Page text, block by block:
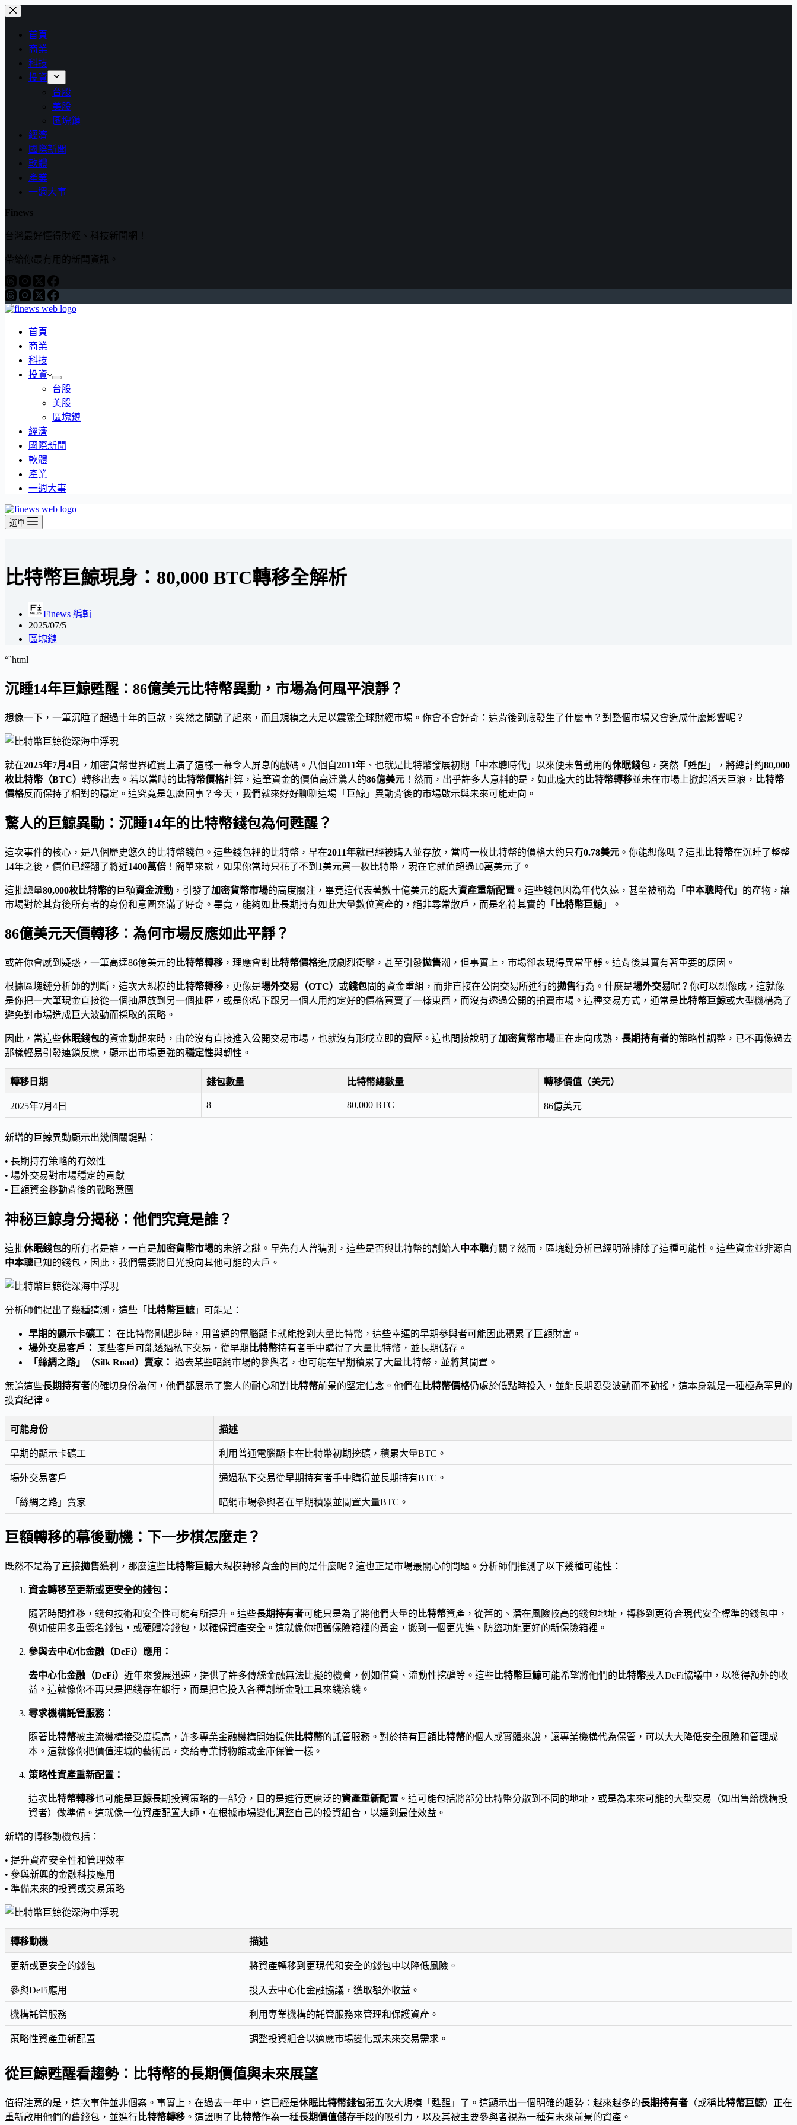
跳
首頁
商業
科技
投資
台股
美股
區塊鏈
經濟
國際新聞
軟體
產業
一週大事
Finews
台灣最好懂得財經、科技新聞網！
帶給你最有用的新聞資訊。
首頁
商業
科技
投資
台股
美股
區塊鏈
經濟
國際新聞
軟體
產業
一週大事
選單
比特幣巨鯨現身：80,000 BTC轉移全解析
Finews 編輯
2025/07/5
區塊鏈
“`html
沉睡14年巨鯨甦醒：86億美元比特幣異動，市場為何風平浪靜？
想像一下，一筆沉睡了超過十年的巨款，突然之間動了起來，而且規模之大足以震驚全球財經市場。你會不會好奇：這背後到底發生了什麼事？對整個市場又會造成什麼影響呢？
就在2025年7月4日 ，加密貨幣世界確實上演了這樣一幕令人屏息的戲碼。八個自2011年 、也就是比特幣發展初期「中本聰時代」以來便未曾動用的休眠錢包 ，突然「甦醒」，將總計約80,000
枚比特幣（BTC） 轉移出去。若以當時的 比特幣價格計算，這筆資金的價值高達驚人的86億美元 ！然而，出乎許多人意料的是，如此龐大的 比特幣轉移並未在市場上掀起滔天巨浪， 比特幣
價格反而保持了相對的穩定。這究竟是怎麼回事？今天，我們就來好好聊聊這場「巨鯨」異動背後的市場啟示與未來可能走向。
驚人的巨鯨異動：沉睡14年的比特幣錢包為何甦醒？
這次事件的核心，是八個歷史悠久的比特幣錢包。這些錢包裡的比特幣，早在2011年就已經被購入並存放，當時一枚比特幣的價格大約只有0.78美元 。你能想像嗎？這批 比特幣在沉睡了整整
14年之後，價值已經翻了將近1400萬倍 ！簡單來說，如果你當時只花了不到1美元買一枚比特幣，現在它就值超過10萬美元了。
這批總量80,000枚比特幣的巨額資金流動 ，引發了加密貨幣市場的高度關注，畢竟這代表著數十億美元的龐大資產重新配置 。這些錢包因為年代久遠，甚至被稱為「 中本聰時代」的產物，讓
市場對於其背後所有者的身份和意圖充滿了好奇。畢竟，能夠如此長期持有如此大量數位資產的，絕非尋常散戶，而是名符其實的「 比特幣巨鯨 」。
86億美元天價轉移：為何市場反應如此平靜？
或許你會感到疑惑，一筆高達86億美元的 比特幣轉移 ，理應會對 比特幣價格造成劇烈衝擊，甚至引發拋售潮，但事實上，市場卻表現得異常平靜。這背後其實有著重要的原因。
根據區塊鏈分析師的判斷，這次大規模的 比特幣轉移 ，更像是場外交易（OTC） 或錢包間的資金重組，而非直接在公開交易所進行的拋售行為。什麼是場外交易呢？你可以想像成，這就像
是你把一大筆現金直接從一個抽屜放到另一個抽屜，或是你私下跟另一個人用約定好的價格買賣了一樣東西，而沒有透過公開的拍賣市場。這種交易方式，通常是 比特幣巨鯨或大型機構為了
避免對市場造成巨大波動而採取的策略。
因此，當這些休眠錢包的資金動起來時，由於沒有直接進入公開交易市場，也就沒有形成立即的賣壓。這也間接說明了加密貨幣市場正在走向成熟， 長期持有者的策略性調整，已不再像過去
那樣輕易引發連鎖反應，顯示出市場更強的穩定性與韌性。
轉移日期 錢包數量 比特幣總數量 轉移價值（美元）
2025年7月4日 8 80,000 BTC 86億美元
新增的巨鯨異動顯示出幾個關鍵點：
• 長期持有策略的有效性
• 場外交易對市場穩定的貢獻
• 巨額資金移動背後的戰略意圖
神秘巨鯨身分揭秘：他們究竟是誰？
這批休眠錢包的所有者是誰，一直是加密貨幣市場的未解之謎。早先有人曾猜測，這些是否與比特幣的創始人中本聰有關？然而，區塊鏈分析已經明確排除了這種可能性。這些資金並非源自
中本聰已知的錢包，因此，我們需要將目光投向其他可能的大戶。
分析師們提出了幾種猜測，這些「 比特幣巨鯨 」可能是：
早期的顯示卡礦工： 在比特幣剛起步時，用普通的電腦顯卡就能挖到大量比特幣，這些幸運的早期參與者可能因此積累了巨額財富。
場外交易客戶：
某些客戶可能透過私下交易，從早期 比特幣持有者手中購得了大量比特幣，並長期儲存。
「絲綢之路」（Silk Road）賣家： 過去某些暗網市場的參與者，也可能在早期積累了大量比特幣，並將其閒置。
無論這些長期持有者的確切身份為何，他們都展示了驚人的耐心和對 比特幣前景的堅定信念。他們在 比特幣價格仍處於低點時投入，並能長期忍受波動而不動搖，這本身就是一種極為罕見的
投資紀律。
可能身份 描述
早期的顯示卡礦工 利用普通電腦顯卡在比特幣初期挖礦，積累大量BTC。
場外交易客戶 通過私下交易從早期持有者手中購得並長期持有BTC。
「絲綢之路」賣家 暗網市場參與者在早期積累並閒置大量BTC。
巨額轉移的幕後動機：下一步棋怎麼走？
既然不是為了直接拋售獲利，那麼這些 比特幣巨鯨大規模轉移資金的目的是什麼呢？這也正是市場最關心的問題。分析師們推測了以下幾種可能性：
資金轉移至更新或更安全的錢包：
隨著時間推移，錢包技術和安全性可能有所提升。這些長期持有者可能只是為了將他們大量的 比特幣資產，從舊的、潛在風險較高的錢包地址，轉移到更符合現代安全標準的錢包中，
例如使用多重簽名錢包，或硬體冷錢包，以確保資產安全。這就像你把舊保險箱裡的黃金，搬到一個更先進、防盜功能更好的新保險箱裡。
參與去中心化金融（DeFi）應用：
去中心化金融（DeFi） 近年來發展迅速，提供了許多傳統金融無法比擬的機會，例如借貸、流動性挖礦等。這些 比特幣巨鯨可能希望將他們的 比特幣投入DeFi協議中，以獲得額外的收
益。這就像你不再只是把錢存在銀行，而是把它投入各種創新金融工具來錢滾錢。
尋求機構託管服務：
隨著 比特幣被主流機構接受度提高，許多專業金融機構開始提供 比特幣的託管服務。對於持有巨額 比特幣的個人或實體來說，讓專業機構代為保管，可以大大降低安全風險和管理成
本。這就像你把價值連城的藝術品，交給專業博物館或金庫保管一樣。
策略性資產重新配置：
這次 比特幣轉移也可能是巨鯨長期投資策略的一部分，目的是進行更廣泛的資產重新配置 。這可能包括將部分比特幣分散到不同的地址，或是為未來可能的大型交易（如出售給機構投
資者）做準備。這就像一位資產配置大師，在根據市場變化調整自己的投資組合，以達到最佳效益。
新增的轉移動機包括：
• 提升資產安全性和管理效率
• 參與新興的金融科技應用
• 準備未來的投資或交易策略
轉移動機 描述
更新或更安全的錢包 將資產轉移到更現代和安全的錢包中以降低風險。
參與DeFi應用 投入去中心化金融協議，獲取額外收益。
機構託管服務 利用專業機構的託管服務來管理和保護資產。
策略性資產重新配置 調整投資組合以適應市場變化或未來交易需求。
從巨鯨甦醒看趨勢：比特幣的長期價值與未來展望
值得注意的是，這次事件並非個案。事實上，在過去一年中，這已經是休眠比特幣錢包第五次大規模「甦醒」了。這顯示出一個明確的趨勢：越來越多的長期持有者 （或稱 比特幣巨鯨）正在
重新啟用他們的舊錢包，並進行 比特幣轉移 。這證明了 比特幣作為一種長期價值儲存手段的吸引力，以及其被主要參與者視為一種有未來前景的資產。